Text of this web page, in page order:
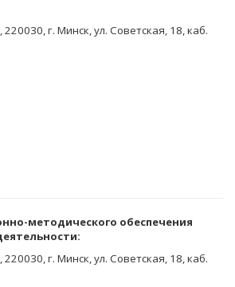
г. Минск, ул. Советская, 18, каб.
методического обеспечения
:
г. Минск, ул. Советская, 18, каб.